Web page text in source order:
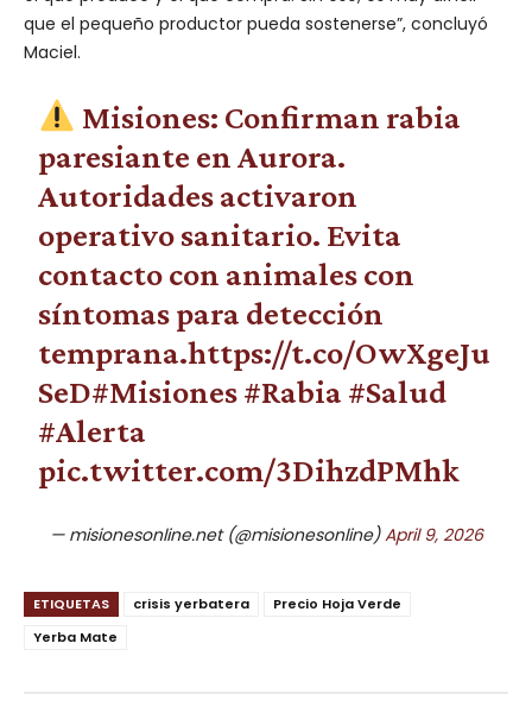
que el pequeño productor pueda sostenerse”, concluyó
Maciel.
Misiones: Confirman rabia
paresiante en Aurora.
Autoridades activaron
operativo sanitario. Evita
contacto con animales con
síntomas para detección
temprana.https://t.co/OwXgeJu
SeD#Misiones#Rabia #Salud
#Alerta
pic.twitter.com/3DihzdPMhk
— misionesonline.net (@misionesonline)April 9, 2026
ETIQUETAS crisis yerbatera
Precio Hoja Verde
Yerba Mate